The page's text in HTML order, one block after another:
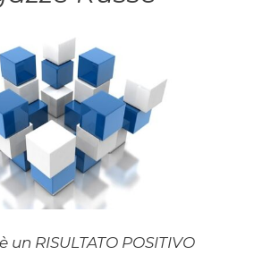
RISULTATO POSITIVO